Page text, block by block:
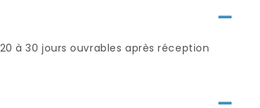
à 30 jours ouvrables après réception